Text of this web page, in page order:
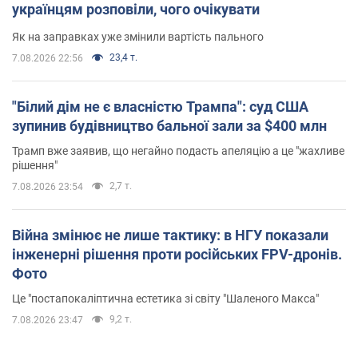
українцям розповіли, чого очікувати
Як на заправках уже змінили вартість пального
7.08.2026 22:56 23,4 т.
"Білий дім не є власністю Трампа": суд США
зупинив будівництво бальної зали за $400 млн
Трамп вже заявив, що негайно подасть апеляцію а це "жахливе
рішення"
7.08.2026 23:54 2,7 т.
Війна змінює не лише тактику: в НГУ показали
інженерні рішення проти російських FPV-дронів.
Фото
Це "постапокаліптична естетика зі світу "Шаленого Макса"
7.08.2026 23:47 9,2 т.